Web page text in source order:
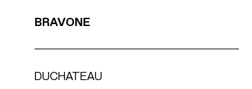
BRAVONE
DUCHATEAU